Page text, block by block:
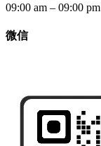
09:00 am – 09:00 pm
微信